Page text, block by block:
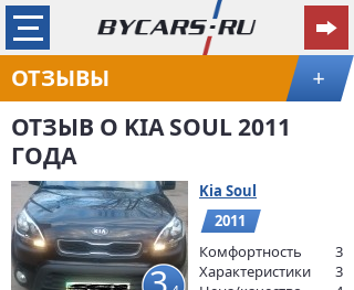
ОТЗЫВЫ +
ОТЗЫВ О KIA SOUL 2011
ГОДА
Kia Soul
2011
Комфортность
3
Характеристики
3